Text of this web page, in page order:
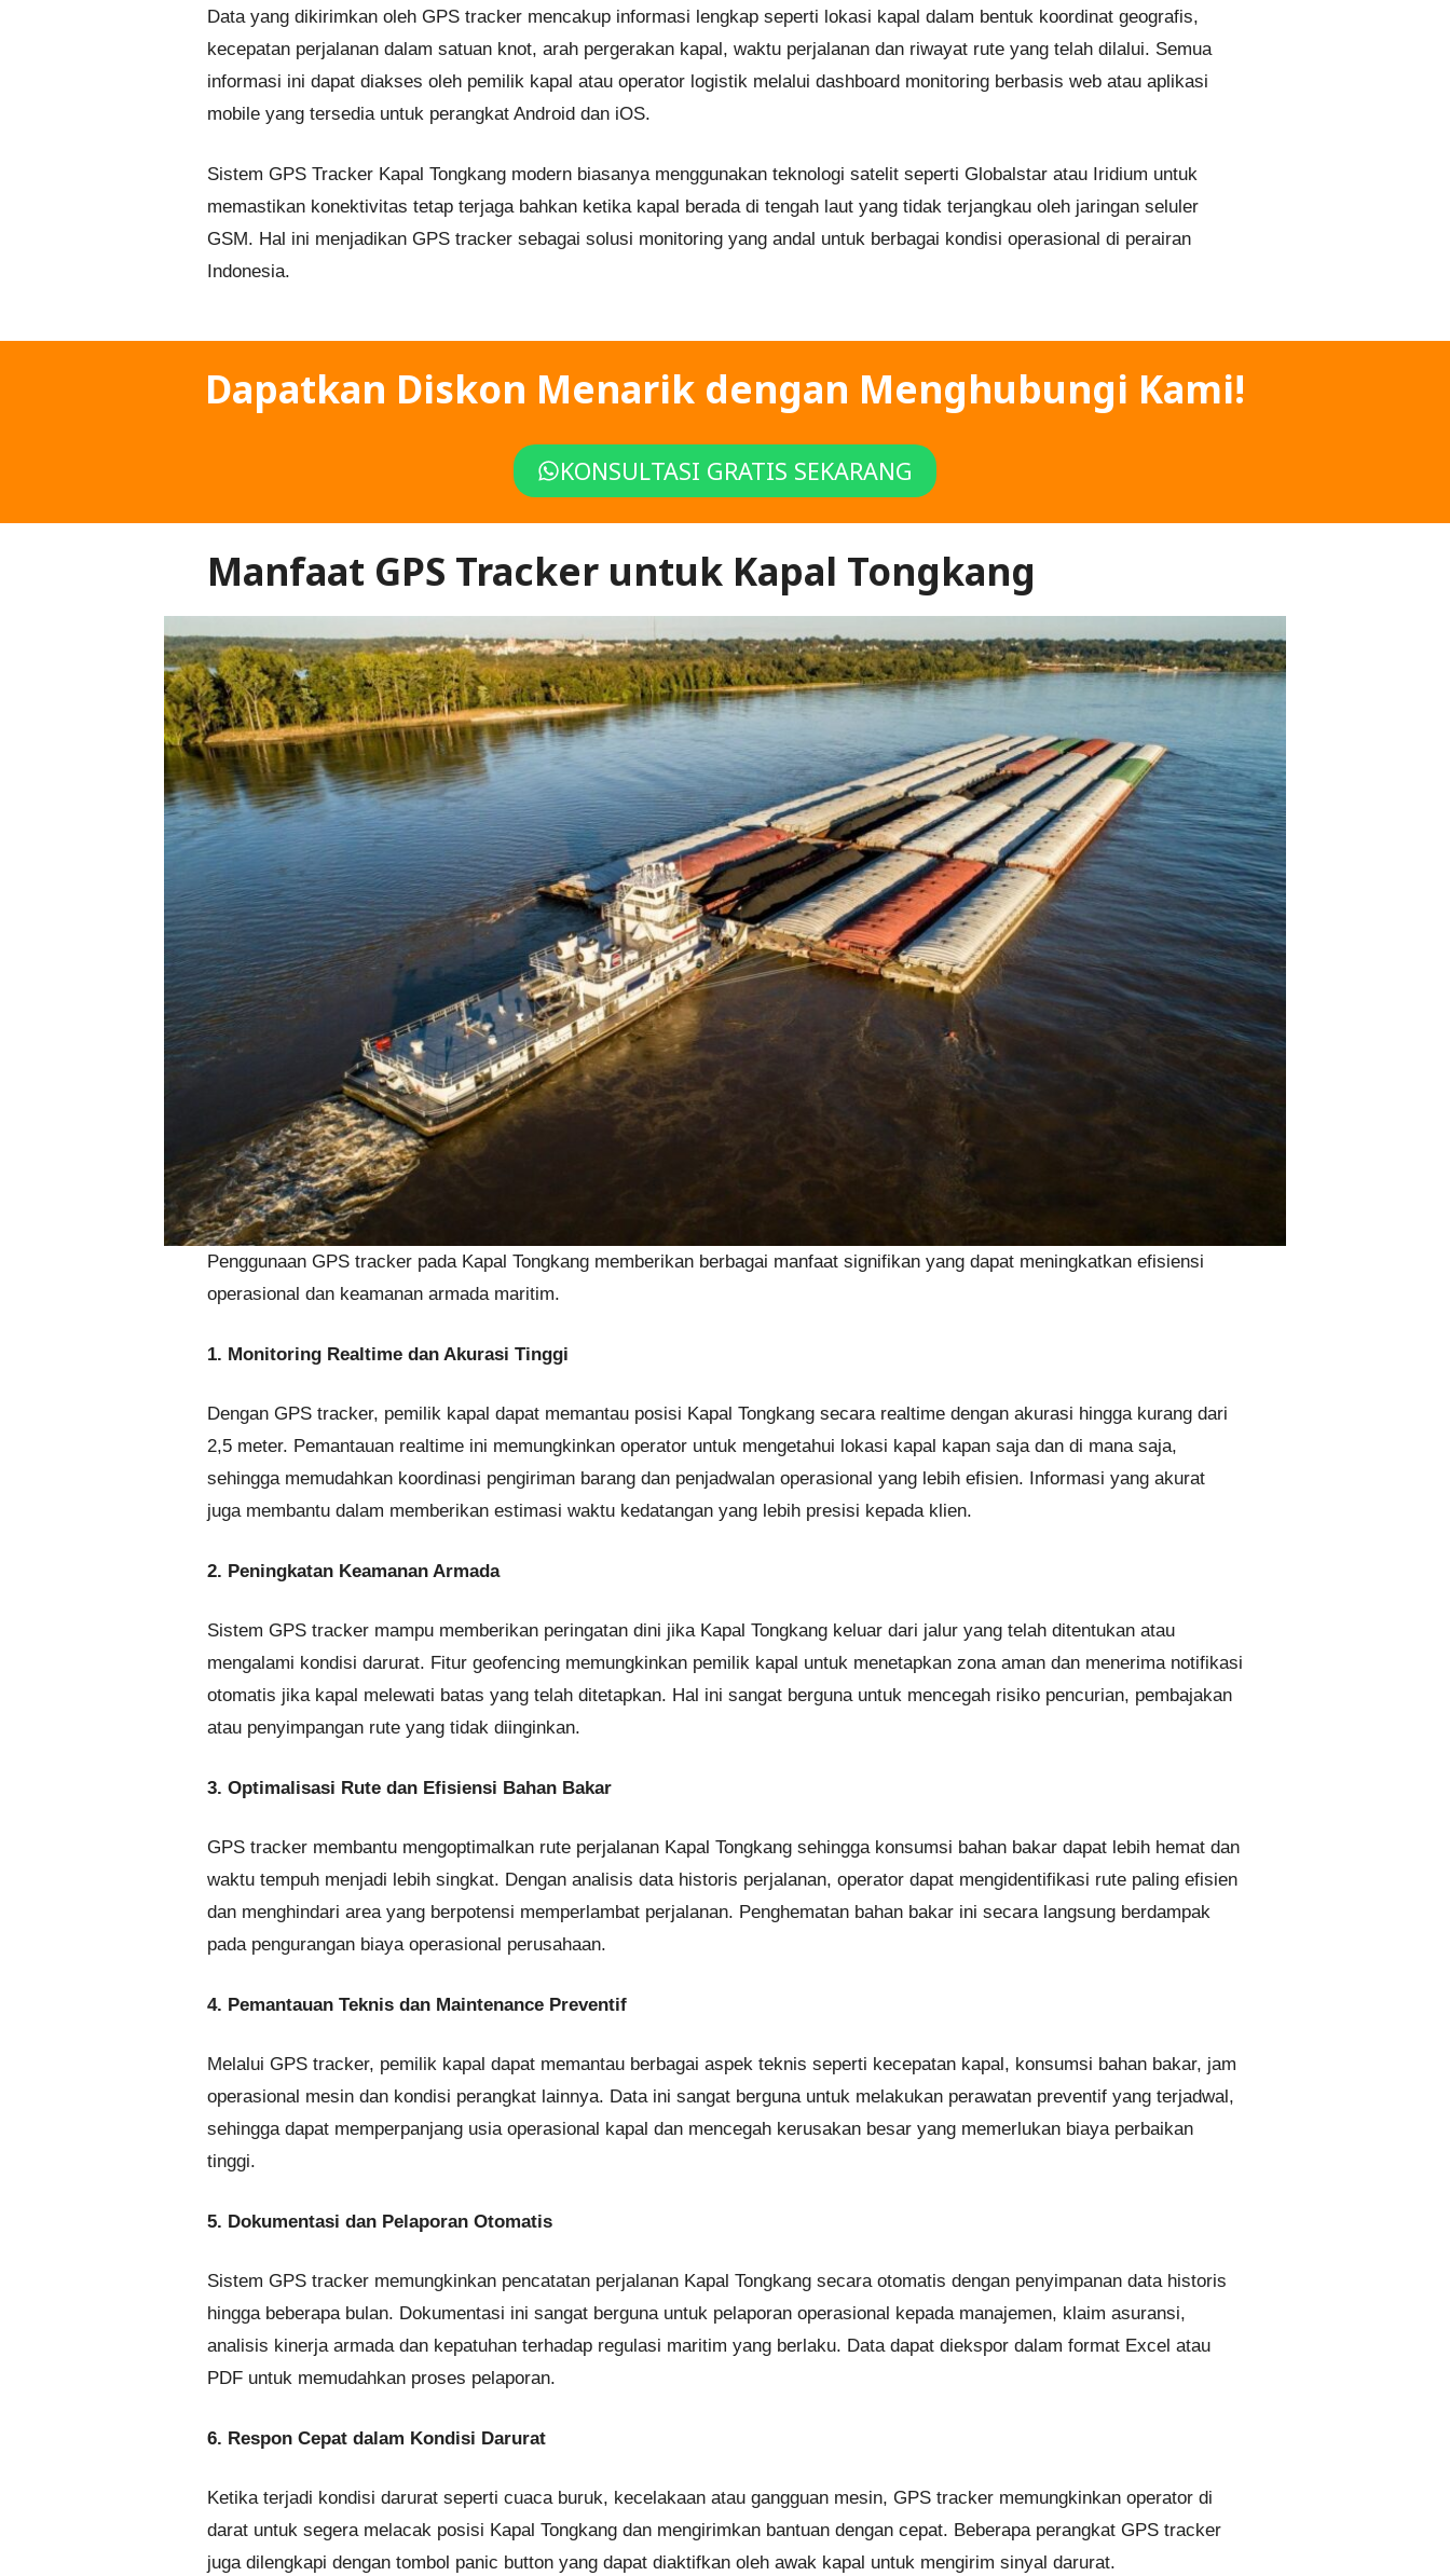
Data yang dikirimkan oleh GPS tracker mencakup informasi lengkap seperti lokasi kapal dalam bentuk koordinat geografis,
kecepatan perjalanan dalam satuan knot, arah pergerakan kapal, waktu perjalanan dan riwayat rute yang telah dilalui. Semua
informasi ini dapat diakses oleh pemilik kapal atau operator logistik melalui dashboard monitoring berbasis web atau aplikasi
mobile yang tersedia untuk perangkat Android dan iOS.
Sistem GPS Tracker Kapal Tongkang modern biasanya menggunakan teknologi satelit seperti Globalstar atau Iridium untuk
memastikan konektivitas tetap terjaga bahkan ketika kapal berada di tengah laut yang tidak terjangkau oleh jaringan seluler
GSM. Hal ini menjadikan GPS tracker sebagai solusi monitoring yang andal untuk berbagai kondisi operasional di perairan
Indonesia.
Dapatkan Diskon Menarik dengan Menghubungi Kami!
KONSULTASI GRATIS SEKARANG
Manfaat GPS Tracker untuk Kapal Tongkang
Penggunaan GPS tracker pada Kapal Tongkang memberikan berbagai manfaat signifikan yang dapat meningkatkan efisiensi
operasional dan keamanan armada maritim.
1. Monitoring Realtime dan Akurasi Tinggi
Dengan GPS tracker, pemilik kapal dapat memantau posisi Kapal Tongkang secara realtime dengan akurasi hingga kurang dari
2,5 meter. Pemantauan realtime ini memungkinkan operator untuk mengetahui lokasi kapal kapan saja dan di mana saja,
sehingga memudahkan koordinasi pengiriman barang dan penjadwalan operasional yang lebih efisien. Informasi yang akurat
juga membantu dalam memberikan estimasi waktu kedatangan yang lebih presisi kepada klien.
2. Peningkatan Keamanan Armada
Sistem GPS tracker mampu memberikan peringatan dini jika Kapal Tongkang keluar dari jalur yang telah ditentukan atau
mengalami kondisi darurat. Fitur geofencing memungkinkan pemilik kapal untuk menetapkan zona aman dan menerima notifikasi
otomatis jika kapal melewati batas yang telah ditetapkan. Hal ini sangat berguna untuk mencegah risiko pencurian, pembajakan
atau penyimpangan rute yang tidak diinginkan.
3. Optimalisasi Rute dan Efisiensi Bahan Bakar
GPS tracker membantu mengoptimalkan rute perjalanan Kapal Tongkang sehingga konsumsi bahan bakar dapat lebih hemat dan
waktu tempuh menjadi lebih singkat. Dengan analisis data historis perjalanan, operator dapat mengidentifikasi rute paling efisien
dan menghindari area yang berpotensi memperlambat perjalanan. Penghematan bahan bakar ini secara langsung berdampak
pada pengurangan biaya operasional perusahaan.
4. Pemantauan Teknis dan Maintenance Preventif
Melalui GPS tracker, pemilik kapal dapat memantau berbagai aspek teknis seperti kecepatan kapal, konsumsi bahan bakar, jam
operasional mesin dan kondisi perangkat lainnya. Data ini sangat berguna untuk melakukan perawatan preventif yang terjadwal,
sehingga dapat memperpanjang usia operasional kapal dan mencegah kerusakan besar yang memerlukan biaya perbaikan
tinggi.
5. Dokumentasi dan Pelaporan Otomatis
Sistem GPS tracker memungkinkan pencatatan perjalanan Kapal Tongkang secara otomatis dengan penyimpanan data historis
hingga beberapa bulan. Dokumentasi ini sangat berguna untuk pelaporan operasional kepada manajemen, klaim asuransi,
analisis kinerja armada dan kepatuhan terhadap regulasi maritim yang berlaku. Data dapat diekspor dalam format Excel atau
PDF untuk memudahkan proses pelaporan.
6. Respon Cepat dalam Kondisi Darurat
Ketika terjadi kondisi darurat seperti cuaca buruk, kecelakaan atau gangguan mesin, GPS tracker memungkinkan operator di
darat untuk segera melacak posisi Kapal Tongkang dan mengirimkan bantuan dengan cepat. Beberapa perangkat GPS tracker
juga dilengkapi dengan tombol panic button yang dapat diaktifkan oleh awak kapal untuk mengirim sinyal darurat.